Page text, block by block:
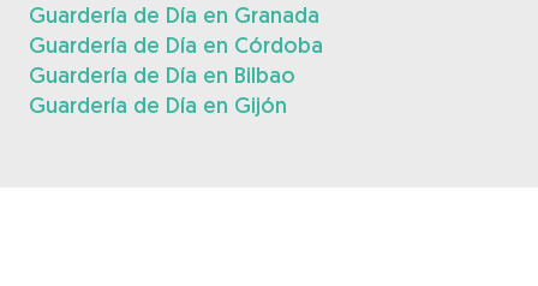
Guardería de Día en Granada
Guardería de Día en Córdoba
Guardería de Día en Bilbao
Guardería de Día en Gijón